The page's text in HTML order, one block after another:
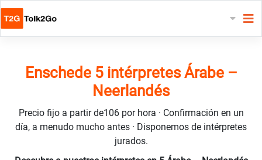
Enschede 5 intérpretes Árabe –
Neerlandés
Precio fijo a partir de106 por hora · Confirmación en un
día, a menudo mucho antes · Disponemos de intérpretes
jurados.